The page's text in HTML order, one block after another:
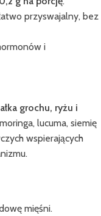
przyswajalny, bez
i
grochu, ryżu i
lucuma, siemię
wspierających
mięśni.